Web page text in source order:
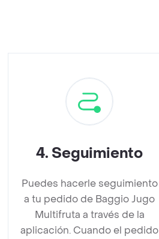
4. Seguimiento
Puedes hacerle seguimiento
a tu pedido de Baggio Jugo
Multifruta a través de la
aplicación. Cuando el pedido